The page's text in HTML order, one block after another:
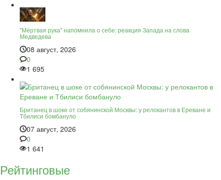
"Мёртвая рука" напомнила о себе: реакция Запада на слова
Медведева
08 август, 2026
0
1 695
Британец в шоке от собянинской Москвы: у релокантов в Ереване и
Тбилиси бомбануло
07 август, 2026
0
1 641
Рейтинговые